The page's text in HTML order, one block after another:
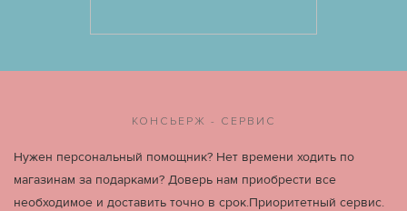
КОНСЬЕРЖ - СЕРВИС
Нужен персональный помощник? Нет времени ходить по
магазинам за подарками? Доверь нам приобрести все
необходимое и доставить точно в срок.Приоритетный сервис.